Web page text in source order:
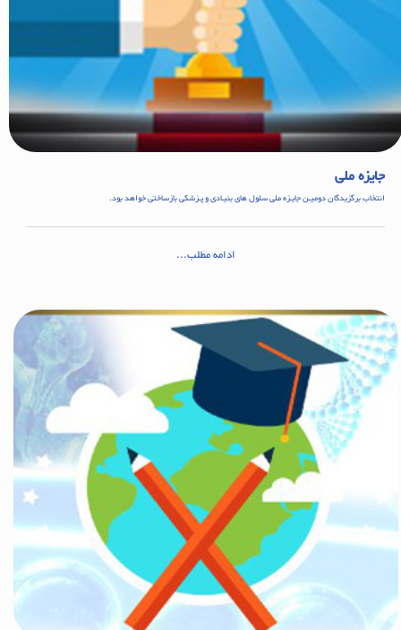
جایزه ملی
انتخاب برگزیدگان دومیـن جایـزه ملی سلول های بنیـادی و پـزشکی بازساختی خواهد بود.
ادامه مطلب...